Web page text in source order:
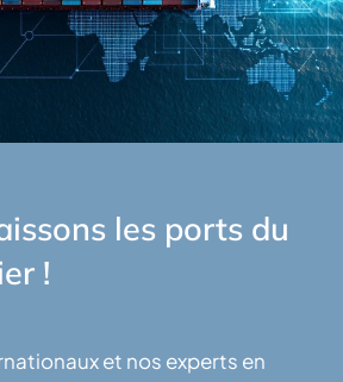
les ports du
!
et nos experts en